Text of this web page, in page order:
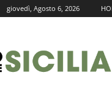
giovedì, Agosto 6, 2026
Giovanile
Sicilia